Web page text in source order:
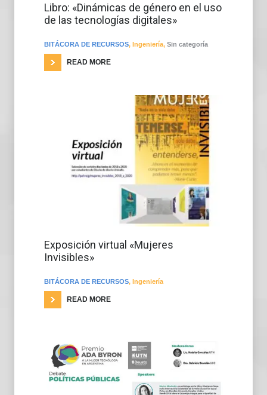
Libro: «Dinámicas de género en el uso
de las tecnologías digitales»
BITÁCORA DE RECURSOS, Ingeniería, Sin categoría
READ MORE
Exposición virtual «Mujeres
Invisibles»
BITÁCORA DE RECURSOS, Ingeniería
READ MORE